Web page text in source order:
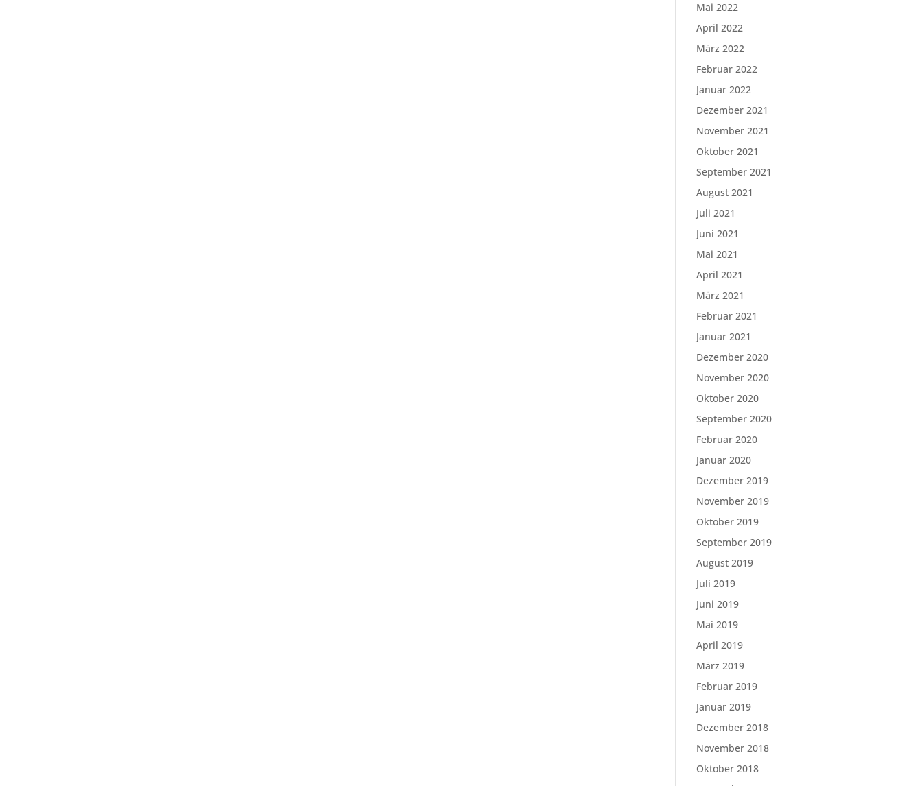
Mai 2022
April 2022
März 2022
Februar 2022
Januar 2022
Dezember 2021
November 2021
Oktober 2021
September 2021
August 2021
Juli 2021
Juni 2021
Mai 2021
April 2021
März 2021
Februar 2021
Januar 2021
Dezember 2020
November 2020
Oktober 2020
September 2020
Februar 2020
Januar 2020
Dezember 2019
November 2019
Oktober 2019
September 2019
August 2019
Juli 2019
Juni 2019
Mai 2019
April 2019
März 2019
Februar 2019
Januar 2019
Dezember 2018
November 2018
Oktober 2018